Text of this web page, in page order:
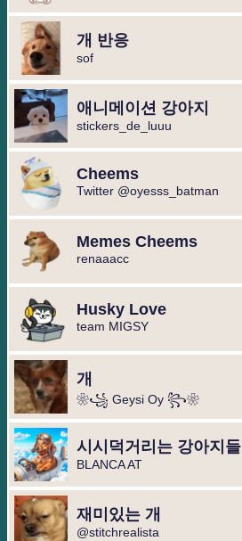
개 반응
sof
애니메이션 강아지️
stickers_de_luuu
Cheems
Twitter @oyesss_batman
Memes Cheems
renaaacc
Husky Love
team MIGSY
개
❀꧁ Geysi Oy ꧂❀ ️
시시덕거리는 강아지들
BLANCA AT
재미있는 개
@stitchrealista